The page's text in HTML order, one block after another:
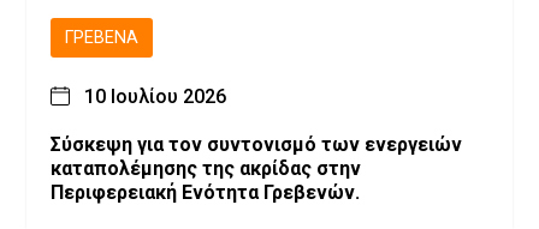
ΓΡΕΒΕΝΆ
10 Ιουλίου 2026
Σύσκεψη για τον συντονισμό των ενεργειών
καταπολέμησης της ακρίδας στην
Περιφερειακή Ενότητα Γρεβενών.